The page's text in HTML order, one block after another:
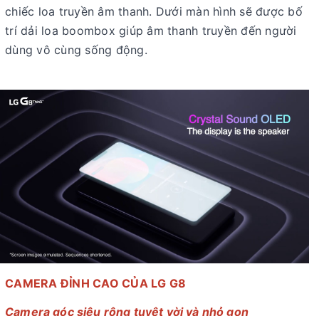
chiếc loa truyền âm thanh. Dưới màn hình sẽ được bố
trí dải loa boombox giúp âm thanh truyền đến người
dùng vô cùng sống động.
CAMERA ĐỈNH CAO CỦA LG G8
Camera góc siêu rộng tuyệt vời và nhỏ gọn